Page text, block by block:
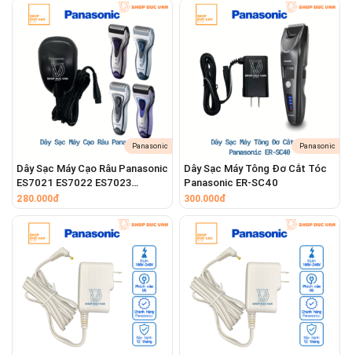
Panasonic
Dây Sạc Máy Cạo Râu Panasonic
ES7021 ES7022 ES7023
ES7025 ES7026 ES7027
280.000đ
Panasonic
Dây Sạc Máy Tông Đơ Cắt Tóc
Panasonic ER-SC40
300.000đ